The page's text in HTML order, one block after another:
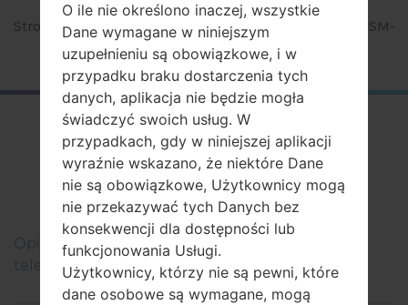
Strona startowa →Seria →Galaxy J2 Core
SamsungSM-
J260Y
FirmwareSamsung
SM-J260YGalaxy J2
Core
Оpis regionów oprogramowania układowego dla
telefonów Samsung
O ile nie określono inaczej, wszystkie
Dane wymagane w niniejszym
uzupełnieniu są obowiązkowe, i w
przypadku braku dostarczenia tych
danych, aplikacja nie będzie mogła
świadczyć swoich usług. W
przypadkach, gdy w niniejszej aplikacji
wyraźnie wskazano, że niektóre Dane
nie są obowiązkowe, Użytkownicy mogą
nie przekazywać tych Danych bez
konsekwencji dla dostępności lub
funkcjonowania Usługi.
Użytkownicy, którzy nie są pewni, które
dane osobowe są wymagane, mogą